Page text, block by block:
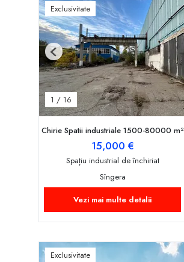
Exclusivitate
1 / 16
Previous
Chirie Spatii industriale 1500-80000 m²
15,000 €
Spațiu industrial de închiriat
Sîngera
Vezi mai multe detalii
Exclusivitate